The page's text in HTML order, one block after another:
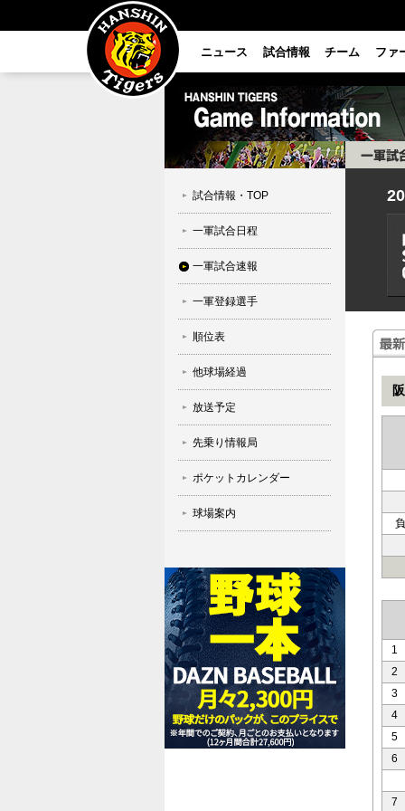
ニュース 試合情報 チーム ファ
試合情報・TOP
一軍試合日程
一軍試合速報
一軍登録選手
順位表
他球場経過
放送予定
先乗り情報局
ポケットカレンダー
球場案内
負
1
2
3
4
5
6
7